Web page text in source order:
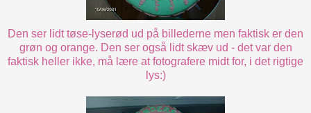
Den ser lidt tøse-lyserød ud på billederne men faktisk er den
grøn og orange. Den ser også lidt skæv ud - det var den
faktisk heller ikke, må lære at fotografere midt for, i det rigtige
lys:)